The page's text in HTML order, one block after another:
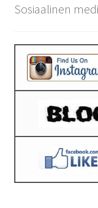
Sosiaalinen